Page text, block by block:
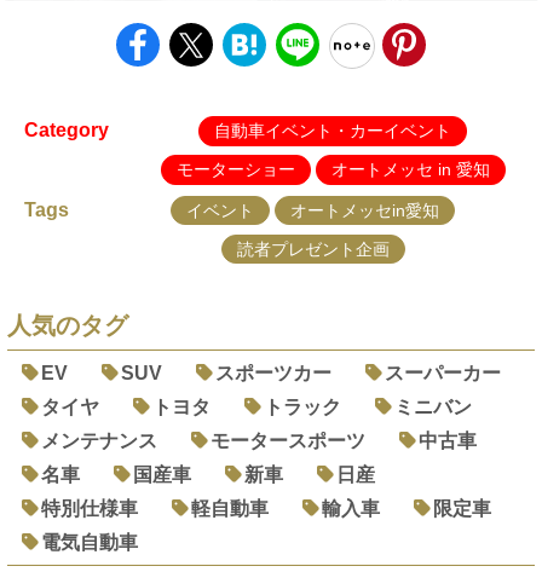
Category
自動車イベント・カーイベント
モーターショー
オートメッセ in 愛知
Tags イベント
オートメッセin愛知
読者プレゼント企画
人気のタグ
EV SUV スポーツカー
スーパーカー
タイヤ
トヨタ トラック
ミニバン
メンテナンス
モータースポーツ
中古車
名車
国産車 新車
日産
特別仕様車
軽自動車 輸入車
限定車
電気自動車